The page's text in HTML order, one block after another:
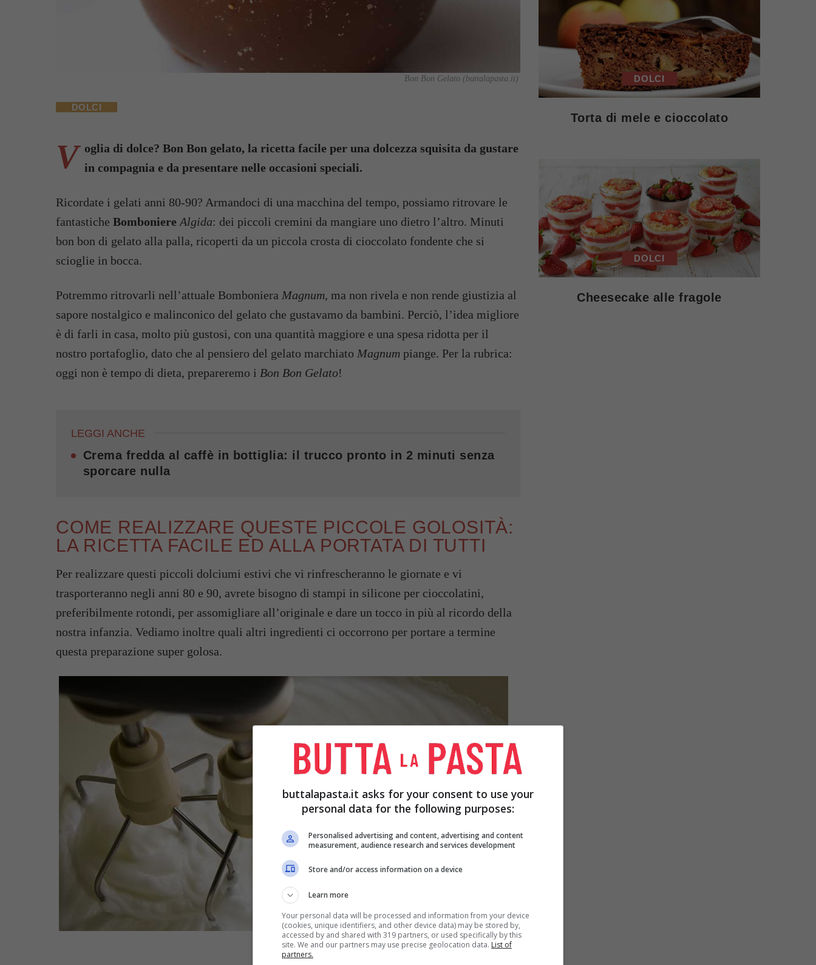
Bon Bon Gelato (buttalapasta.it)
DOLCI
V oglia di dolce? Bon Bon gelato, la ricetta facile per una dolcezza squisita da gustare
in compagnia e da presentare nelle occasioni speciali.
Ricordate i gelati anni 80-90? Armandoci di una macchina del tempo, possiamo ritrovare le
fantastiche Bomboniere Algida: dei piccoli cremini da mangiare uno dietro l’altro. Minuti
bon bon di gelato alla palla, ricoperti da un piccola crosta di cioccolato fondente che si
scioglie in bocca.
Potremmo ritrovarli nell’attuale Bomboniera Magnum, ma non rivela e non rende giustizia al
sapore nostalgico e malinconico del gelato che gustavamo da bambini. Perciò, l’idea migliore
è di farli in casa, molto più gustosi, con una quantità maggiore e una spesa ridotta per il
nostro portafoglio, dato che al pensiero del gelato marchiato Magnum piange. Per la rubrica:
oggi non è tempo di dieta, prepareremo i Bon Bon Gelato!
LEGGI ANCHE
Crema fredda al caffè in bottiglia: il trucco pronto in 2 minuti senza
sporcare nulla
COME REALIZZARE QUESTE PICCOLE GOLOSITÀ:
LA RICETTA FACILE ED ALLA PORTATA DI TUTTI
Per realizzare questi piccoli dolciumi estivi che vi rinfrescheranno le giornate e vi
trasporteranno negli anni 80 e 90, avrete bisogno di stampi in silicone per cioccolatini,
preferibilmente rotondi, per assomigliare all’originale e dare un tocco in più al ricordo della
nostra infanzia. Vediamo inoltre quali altri ingredienti ci occorrono per portare a termine
questa preparazione super golosa.
Un ripieno cremoso e goloso da preparare in un attimo (buttalapasta.it)
DOLCI
Torta di mele e cioccolato
DOLCI
Cheesecake alle fragole
buttalapasta.it asks for your consent to use your
personal data for the following purposes:
Personalised advertising and content, advertising and content
measurement, audience research and services development
Store and/or access information on a device
Learn more
Your personal data will be processed and information from your device
(cookies, unique identifiers, and other device data) may be stored by,
accessed by and shared with 319 partners, or used specifically by this
site. We and our partners may use precise geolocation data. List of
partners.